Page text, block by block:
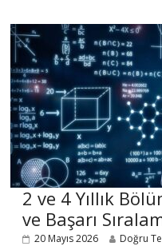
2 ve 4 Yıllık
ve Başarı
20 Mayıs 2026 Doğru